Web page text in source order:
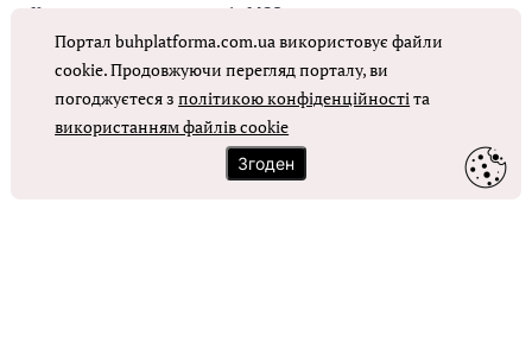
Коригувальна накладна від МОЗ
Оплата праці в КНП
ОТРИМАТИ ДОСТУП
Портал buhplatforma.com.ua використовує файли
cookie. Продовжуючи перегляд порталу, ви
погоджуєтеся зполітикою конфіденційностіта
використанням файлів cookie
Згоден